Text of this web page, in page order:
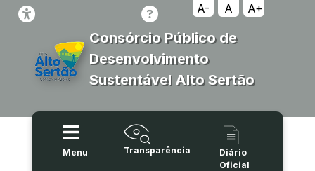
A- A A+
Consórcio Público de
Desenvolvimento
Sustentável Alto Sertão
Menu Transparência
Diário
Oficial